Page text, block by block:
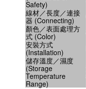
Safety)
線材／長度／連接
器 (Connecting)
顏色／表面處理方
式 (Color)
安裝方式
(Installation)
儲存溫度／濕度
(Storage
Temperature
Range)